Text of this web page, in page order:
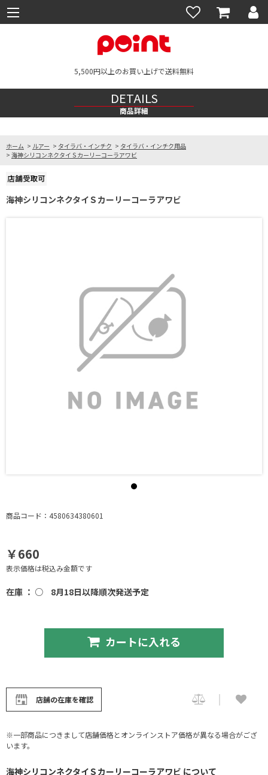
5,500円以上のお買い上げで送料無料
DETAILS
商品詳細
ホーム > ルアー > タイラバ・インチク > タイラバ・インチク用品
> 海神シリコンネクタイＳカーリーコーラアワビ
海神シリコンネクタイＳカーリーコーラアワビ
商品コード：4580634380601
￥660
表示価格は税込み金額です
在庫 ： ○ 8月18日以降順次発送予定
カートに入れる
店舗の在庫を確認
※一部商品につきまして店舗価格とオンラインストア価格が異なる場合がござ
います。
海神シリコンネクタイＳカーリーコーラアワビ について